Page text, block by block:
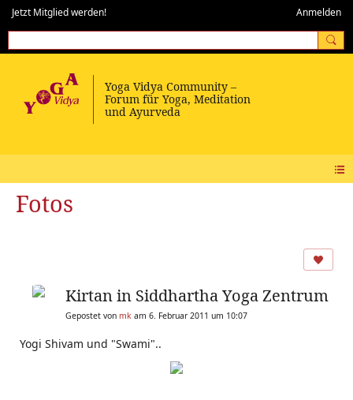
Jetzt Mitglied werden! Anmelden
Fotos
Kirtan in Siddhartha Yoga Zentrum
Gepostet von mk am 6. Februar 2011 um 10:07
Yogi Shivam und "Swami"..